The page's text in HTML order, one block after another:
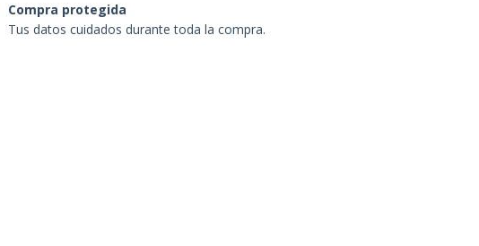
Compra protegida
Tus datos cuidados durante toda la compra.